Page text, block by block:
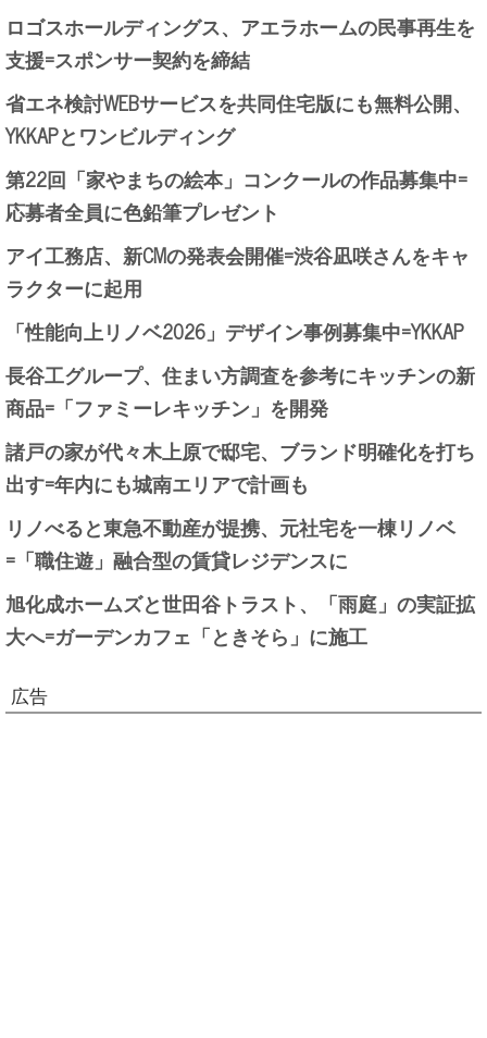
ロゴスホールディングス、アエラホームの民事再生を
支援=スポンサー契約を締結
省エネ検討WEBサービスを共同住宅版にも無料公開、
YKKAPとワンビルディング
第22回「家やまちの絵本」コンクールの作品募集中=
応募者全員に色鉛筆プレゼント
アイ工務店、新CMの発表会開催=渋谷凪咲さんをキャ
ラクターに起用
「性能向上リノベ2026」デザイン事例募集中=YKKAP
長谷工グループ、住まい方調査を参考にキッチンの新
商品=「ファミーレキッチン」を開発
諸戸の家が代々木上原で邸宅、ブランド明確化を打ち
出す=年内にも城南エリアで計画も
リノべると東急不動産が提携、元社宅を一棟リノベ
=「職住遊」融合型の賃貸レジデンスに
旭化成ホームズと世田谷トラスト、「雨庭」の実証拡
大へ=ガーデンカフェ「ときそら」に施工
広告